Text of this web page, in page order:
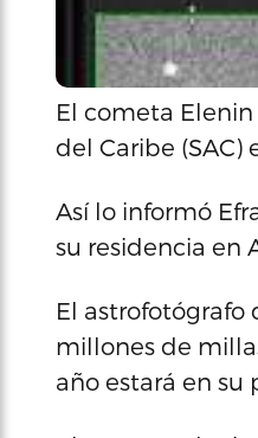
El cometa
del Caribe (SAC)
Así lo informó
su residencia en
El astrofotógrafo
millones de
año estará en su